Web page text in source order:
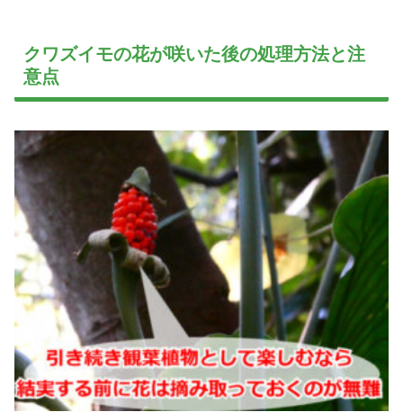
クワズイモの花が咲いた後の処理方法と注
意点